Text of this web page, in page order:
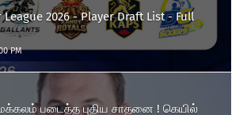
2026 - Player Draft List - Full
PM
படைத்த புதிய சாதனை ! கெயில்